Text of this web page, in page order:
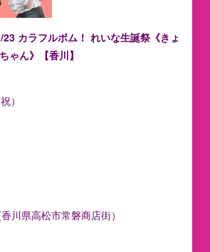
23 カラフルボム！ れいな生誕祭《きょ
ゃん》【香川】
）
川県高松市常磐商店街）